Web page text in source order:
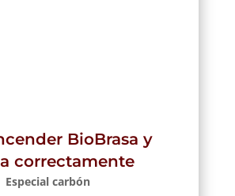
BioBrasa y
correctamente
Especial carbón